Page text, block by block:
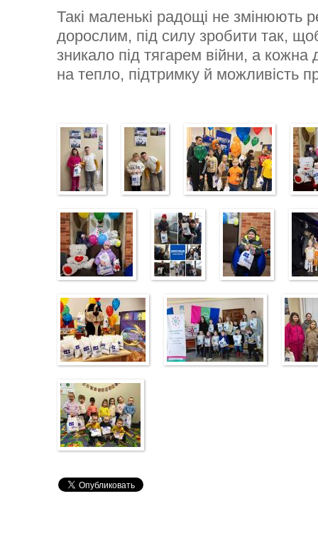
Такі маленькі радощі не змінюють
дорослим, під силу зробити так,
зникало під тягарем війни, а
на тепло, підтримку й можливість